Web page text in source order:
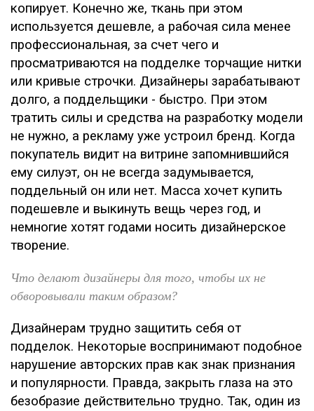
копирует. Конечно же, ткань при этом
используется дешевле, а рабочая сила менее
профессиональная, за счет чего и
просматриваются на подделке торчащие нитки
или кривые строчки. Дизайнеры зарабатывают
долго, а поддельщики - быстро. При этом
тратить силы и средства на разработку модели
не нужно, а рекламу уже устроил бренд. Когда
покупатель видит на витрине запомнившийся
ему силуэт, он не всегда задумывается,
поддельный он или нет. Масса хочет купить
подешевле и выкинуть вещь через год, и
немногие хотят годами носить дизайнерское
творение.
Что делают дизайнеры для того, чтобы их не
обворовывали таким образом?
Дизайнерам трудно защитить себя от
подделок. Некоторые воспринимают подобное
нарушение авторских прав как знак признания
и популярности. Правда, закрыть глаза на это
безобразие действительно трудно. Так, один из